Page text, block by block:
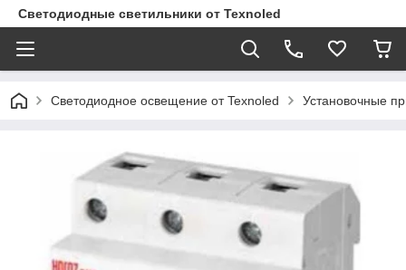
Светодиодные светильники от Texnoled
Светодиодное освещение от Texnoled Установочные